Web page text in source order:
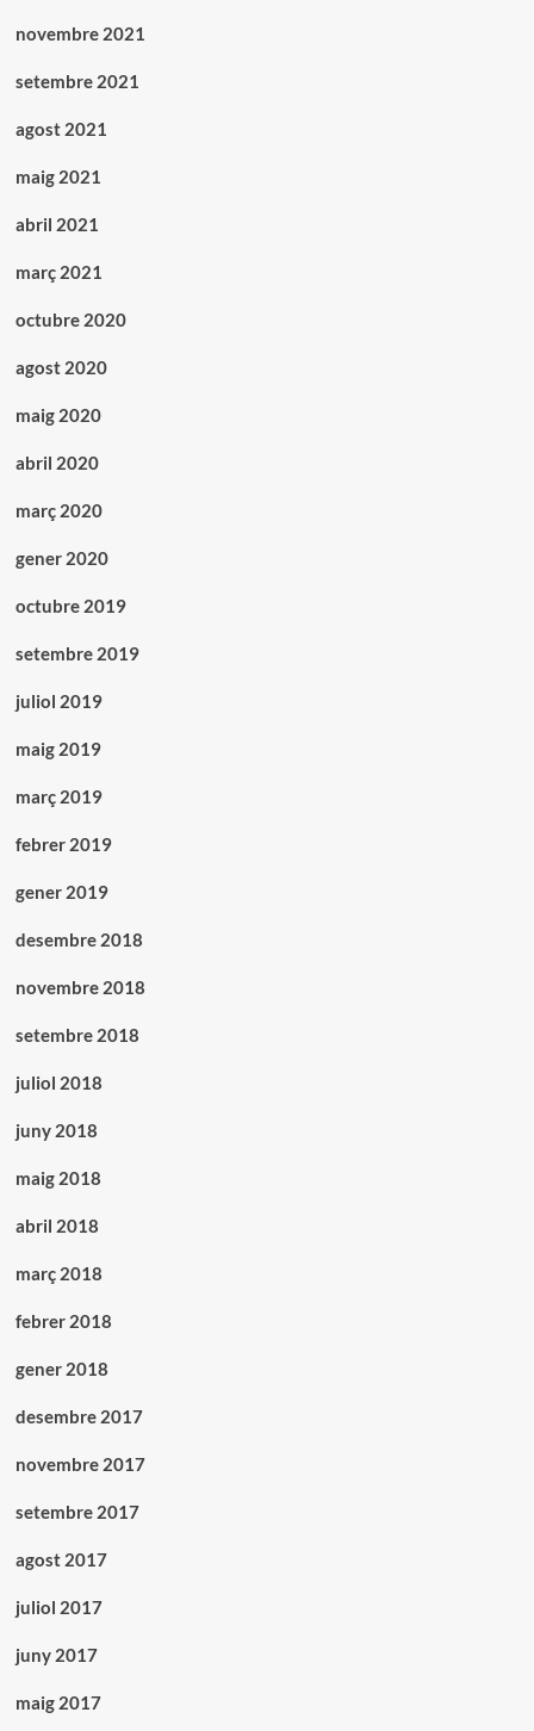
novembre 2021
setembre 2021
agost 2021
maig 2021
abril 2021
març 2021
octubre 2020
agost 2020
maig 2020
abril 2020
març 2020
gener 2020
octubre 2019
setembre 2019
juliol 2019
maig 2019
març 2019
febrer 2019
gener 2019
desembre 2018
novembre 2018
setembre 2018
juliol 2018
juny 2018
maig 2018
abril 2018
març 2018
febrer 2018
gener 2018
desembre 2017
novembre 2017
setembre 2017
agost 2017
juliol 2017
juny 2017
maig 2017